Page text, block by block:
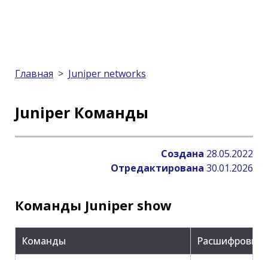
Главная > Juniper networks
Juniper Команды
Создана 28.05.2022
Отредактирована 30.01.2026
Команды Juniper show
Команды Расшифровка